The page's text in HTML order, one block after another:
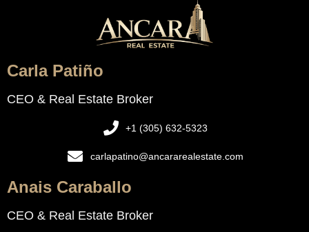
Carla Patiño
CEO & Real Estate Broker
+1 (305) 632-5323
carlapatino@ancararealestate.com
Anais Caraballo
CEO & Real Estate Broker